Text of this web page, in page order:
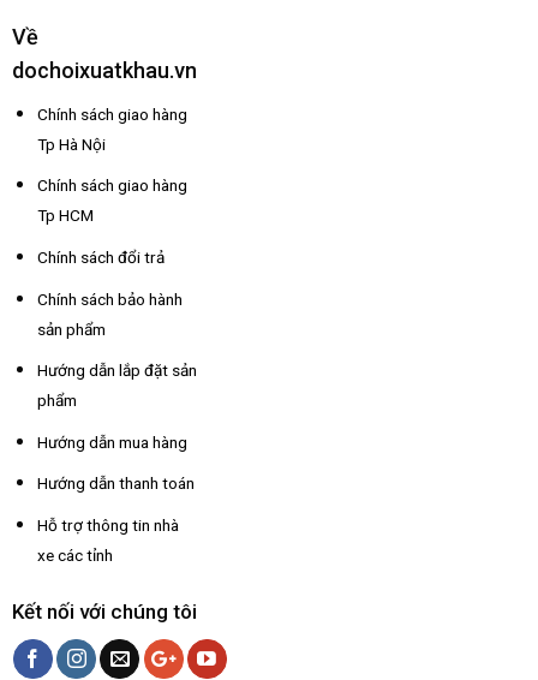
Về
dochoixuatkhau.vn
Chính sách giao hàng
Tp Hà Nội
Chính sách giao hàng
Tp HCM
Chính sách đổi trả
Chính sách bảo hành
sản phẩm
Hướng dẫn lắp đặt sản
phẩm
Hướng dẫn mua hàng
Hướng dẫn thanh toán
Hỗ trợ thông tin nhà
xe các tỉnh
Kết nối với chúng tôi